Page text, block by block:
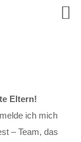
Eltern!
ich mich
– Team, das